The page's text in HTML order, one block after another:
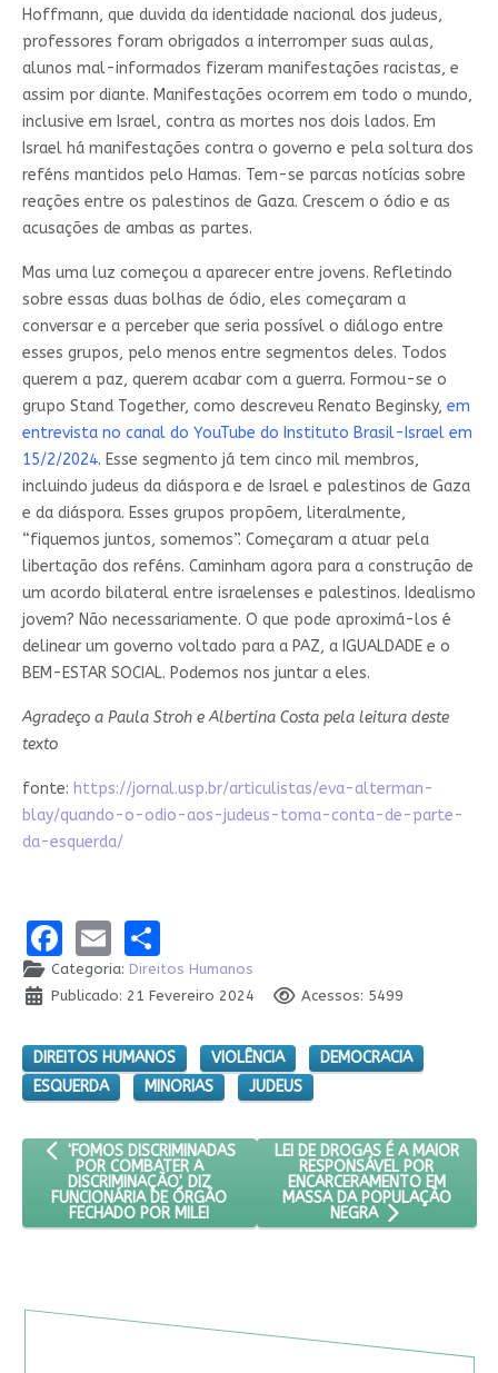
Hoffmann, que duvida da identidade nacional dos judeus,
professores foram obrigados a interromper suas aulas,
alunos mal-informados fizeram manifestações racistas, e
assim por diante. Manifestações ocorrem em todo o mundo,
inclusive em Israel, contra as mortes nos dois lados. Em
Israel há manifestações contra o governo e pela soltura dos
reféns mantidos pelo Hamas. Tem-se parcas notícias sobre
reações entre os palestinos de Gaza. Crescem o ódio e as
acusações de ambas as partes.
Mas uma luz começou a aparecer entre jovens. Refletindo
sobre essas duas bolhas de ódio, eles começaram a
conversar e a perceber que seria possível o diálogo entre
esses grupos, pelo menos entre segmentos deles. Todos
querem a paz, querem acabar com a guerra. Formou-se o
grupo Stand Together, como descreveu Renato Beginsky, em
entrevista no canal do YouTube do Instituto Brasil-Israel em
15/2/2024. Esse segmento já tem cinco mil membros,
incluindo judeus da diáspora e de Israel e palestinos de Gaza
e da diáspora. Esses grupos propõem, literalmente,
“fiquemos juntos, somemos”. Começaram a atuar pela
libertação dos reféns. Caminham agora para a construção de
um acordo bilateral entre israelenses e palestinos. Idealismo
jovem? Não necessariamente. O que pode aproximá-los é
delinear um governo voltado para a PAZ, a IGUALDADE e o
BEM-ESTAR SOCIAL. Podemos nos juntar a eles.
Agradeço a Paula Stroh e Albertina Costa pela leitura deste
texto
fonte: https://jornal.usp.br/articulistas/eva-alterman-
blay/quando-o-odio-aos-judeus-toma-conta-de-parte-
da-esquerda/
Facebook
EmailShare
Categoria: Direitos Humanos
Publicado: 21 Fevereiro 2024
Acessos: 5499
DIREITOS HUMANOS VIOLÊNCIA
DEMOCRACIA
ESQUERDA
MINORIAS JUDEUS
ARTIGO ANTERIOR: 'FOMOS DISCRIMINADAS POR COMBATER A
'FOMOS DISCRIMINADAS
POR COMBATER A
DISCRIMINAÇÃO', DIZ
FUNCIONÁRIA DE ÓRGÃO
FECHADO POR MILEI
PRÓXIMO ARTIGO: LEI DE
LEI DE DROGAS É A MAIOR
RESPONSÁVEL POR
ENCARCERAMENTO EM
MASSA DA POPULAÇÃO
NEGRA